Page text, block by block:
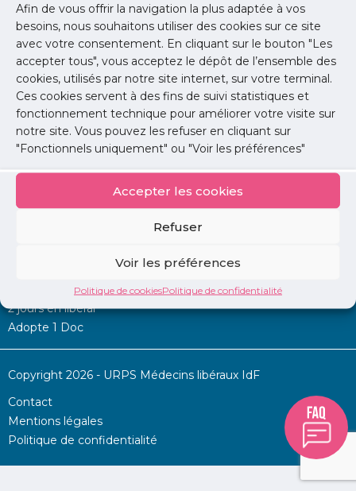
Afin de vous offrir la navigation la plus adaptée à vos
besoins, nous souhaitons utiliser des cookies sur ce site
avec votre consentement. En cliquant sur le bouton "Les
accepter tous", vous acceptez le dépôt de l’ensemble des
cookies, utilisés par notre site internet, sur votre terminal.
Ces cookies servent à des fins de suivi statistiques et
fonctionnement technique pour améliorer votre visite sur
notre site. Vous pouvez les refuser en cliquant sur
"Fonctionnels uniquement" ou "Voir les préférences"
Accepter les cookies
Refuser
Voir les préférences
Politique de cookiesPolitique de confidentialité
[wppb-register form_name="inscription"
redirect_url="https://www.urps-med-idf.org/etude/medecins-
de-plus-de-60-ans-perspectives-de-carriere-et-projections-
demographiques/2025-enquete-spe-hors-mg-60ans/"]
Permanence d’aide à l’installation
2 jours en libéral
Adopte 1 Doc
Copyright 2026 - URPS Médecins libéraux IdF
Contact
Mentions légales
Politique de confidentialité